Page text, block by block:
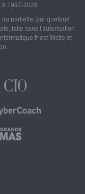
1997-2026
partielle, par quelque
faite sans l'autorisation
est illicite et